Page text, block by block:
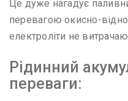
Це дуже нагадує
перевагою окисно-
електроліти не
Рідинний
переваги: